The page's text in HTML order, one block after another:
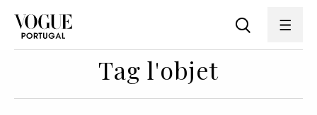
Tag l'objet